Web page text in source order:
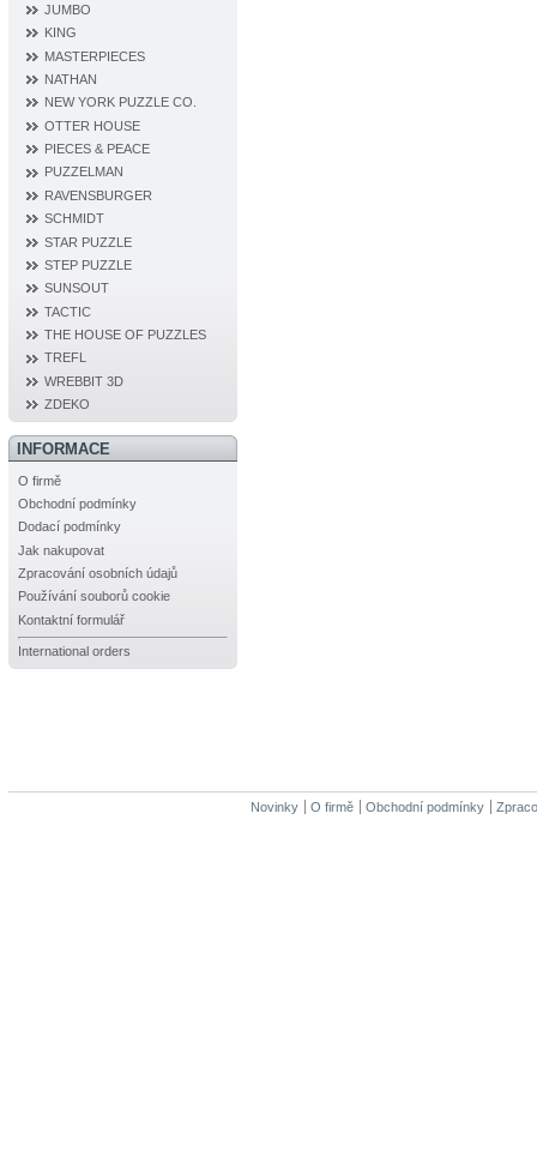
JUMBO
KING
MASTERPIECES
NATHAN
NEW YORK PUZZLE CO.
OTTER HOUSE
PIECES & PEACE
PUZZELMAN
RAVENSBURGER
SCHMIDT
STAR PUZZLE
STEP PUZZLE
SUNSOUT
TACTIC
THE HOUSE OF PUZZLES
TREFL
WREBBIT 3D
ZDEKO
INFORMACE
O firmě
Obchodní podmínky
Dodací podmínky
Jak nakupovat
Zpracování osobních údajů
Používání souborů cookie
Kontaktní formulář
International orders
Novinky O firmě Obchodní podmínky